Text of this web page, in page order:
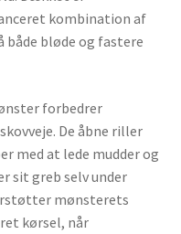
kombination af
både bløde og fastere
forbedrer
De åbne riller
med at lede mudder og
sit greb selv under
mønsterets
kørsel, når